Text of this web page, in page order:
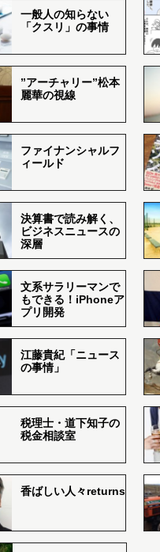
一般人の知らない
「クスリ」の事情
”アーチャリー”松本
麗華の視線
ファイナンシャルフ
ィールド
決算書で読み解く、
ビジネスニュースの
深層
文系サラリーマンで
もできる！iPhoneア
プリ開発
江藤貴紀「ニュース
の事情」
税理士・道下知子の
税金相談室
香ばしい人々returns